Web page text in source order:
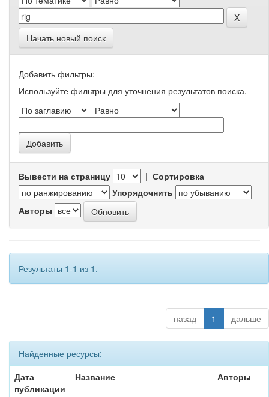
Начать новый поиск
Добавить фильтры:
Используйте фильтры для уточнения результатов поиска.
Вывести на страницу | Сортировка
Упорядочнить
Авторы
Результаты 1-1 из 1.
назад 1 дальше
Найденные ресурсы:
Дата
публикации
Название Авторы